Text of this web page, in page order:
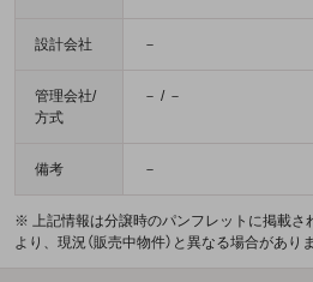
設計会社 －
管理会社/
方式
－ / －
備考 －
※ 上記情報は分譲時のパンフレットに掲載さ
より、現況（販売中物件）と異なる場合があり